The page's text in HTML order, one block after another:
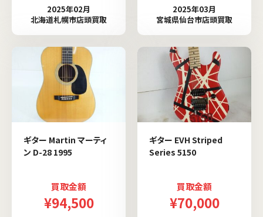
2025年02月
北海道札幌市店頭買取
2025年03月
宮城県仙台市店頭買取
ギター Martin マーティ
ン D-28 1995
買取金額
¥94,500
ギター EVH Striped
Series 5150
買取金額
¥70,000